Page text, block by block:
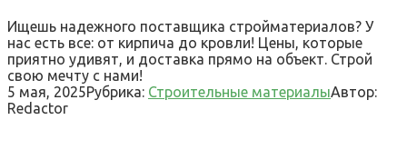
Ищешь надежного поставщика стройматериалов? У
нас есть все: от кирпича до кровли! Цены, которые
приятно удивят, и доставка прямо на объект. Строй
свою мечту с нами!
5 мая, 2025Рубрика: Строительные материалыАвтор:
Redactor